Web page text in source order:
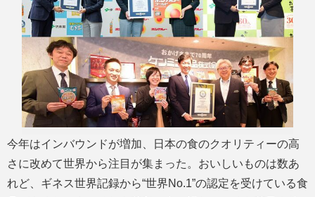
今年はインバウンドが増加、日本の食のクオリティーの高
さに改めて世界から注目が集まった。おいしいものは数あ
れど、ギネス世界記録から“世界No.1”の認定を受けている食